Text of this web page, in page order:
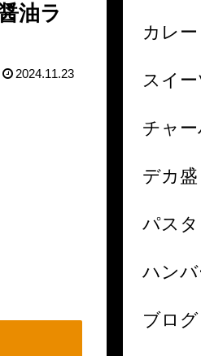
油ラ
2024.11.23
カレー
スイ
チャ
デカ盛
パスタ
ハン
ブロ